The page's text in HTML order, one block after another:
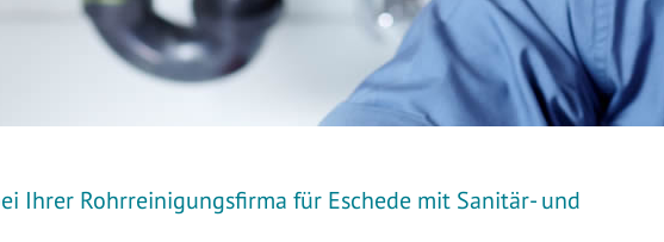
Ihrer Rohrreinigungsfirma für Eschede mit Sanitär- und